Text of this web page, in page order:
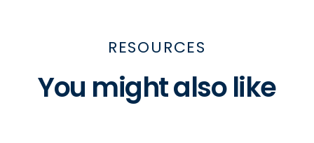
RESOURCES
You might also like